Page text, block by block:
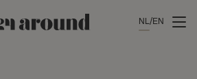
NL EN